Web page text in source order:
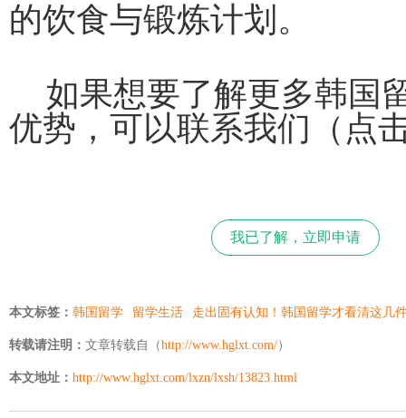
的饮食与锻炼计划。
如果想要了解更多韩国
优势，可以联系我们（点
我已了解，立即申请
本文标签： 韩国留学 留学生活 走出固有认知！韩国留学才看清这几
转载请注明： 文章转载自（http://www.hglxt.com/）
本文地址： http://www.hglxt.com/lxzn/lxsh/13823.html